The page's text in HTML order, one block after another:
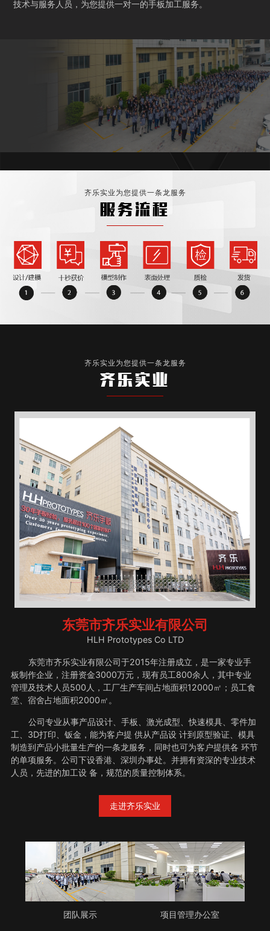
技术与服务人员，为您提供一对一的手板加工服务。
齐乐实业为您提供一条龙服务
服务流程
齐乐实业为您提供一条龙服务
齐乐实业
东莞市齐乐实业有限公司
HLH Prototypes Co LTD
东莞市齐乐实业有限公司于2015年注册成立，是一家专业手
板制作企业，注册资金3000万元，现有员工800余人，其中专业
管理及技术人员500人，工厂生产车间占地面积12000㎡；员工食
堂、宿舍占地面积2000㎡。
公司专业从事产品设计、手板、激光成型、快速模具、零件加
工、3D打印、钣金，能为客户提 供从产品设 计到原型验证、模具
制造到产品小批量生产的一条龙服务，同时也可为客户提供各 环节
的单项服务。公司下设香港、深圳办事处。并拥有资深的专业技术
人员，先进的加工设 备，规范的质量控制体系。
走进齐乐实业
团队展示 项目管理办公室